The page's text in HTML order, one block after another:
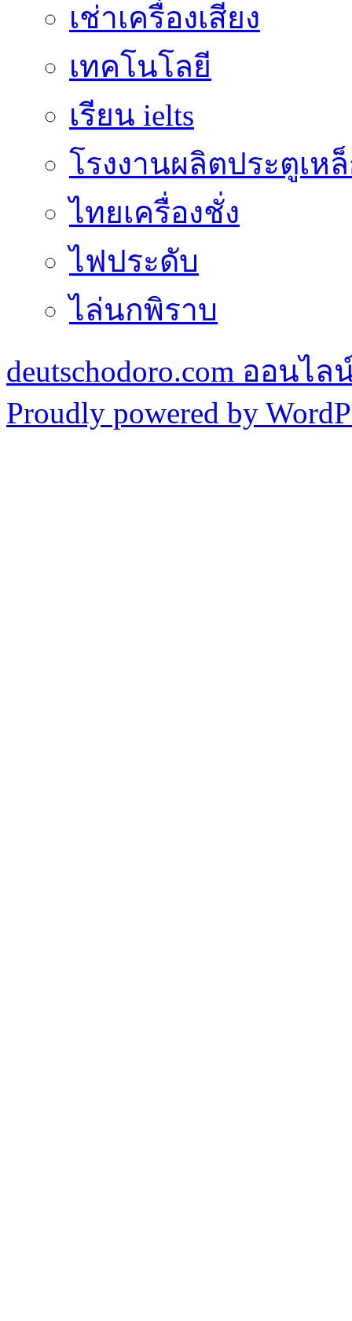
เช่าเครื่องเสียง
เทคโนโลยี
เรียน ielts
โรงงานผลิตประตูเห
ไทยเครื่องชั่ง
ไฟประดับ
ไล่นกพิราบ
deutschodoro.com ออนไล
Proudly powered by